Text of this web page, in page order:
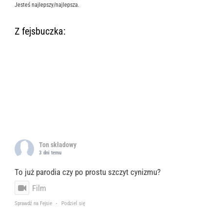
Jesteś najlepszy/najlepsza.
Z fejsbuczka:
Ton składowy
3 dni temu
To już parodia czy po prostu szczyt cynizmu?
Film
Sprawdź na Fejsie · Podziel się